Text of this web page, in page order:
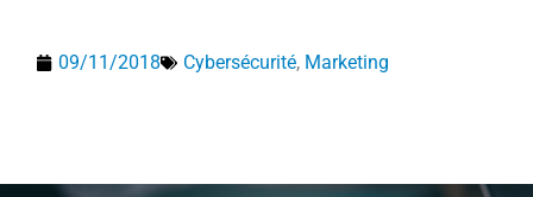
09/11/2018 Cybersécurité, Marketing